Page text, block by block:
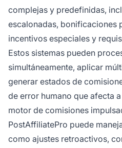
complejas y predefinidas,
escalonadas, bonificaciones
incentivos especiales y
Estos sistemas pueden
simultáneamente, aplicar
generar estados de
de error humano que afecta
motor de comisiones
PostAffiliatePro puede
como ajustes retroactivos,